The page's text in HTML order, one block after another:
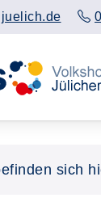
sich